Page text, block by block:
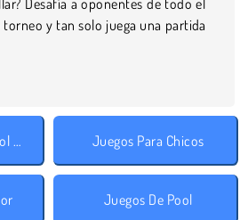
y tan solo juega una partida
Juegos de Billar y Pool Gratis Juegos Para Chicos
Juegos De Pool